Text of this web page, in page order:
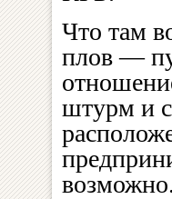
Что там
плов —
штурм и с